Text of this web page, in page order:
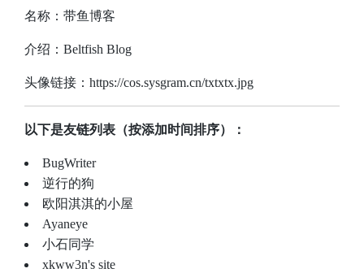
名称：带鱼博客
介绍：Beltfish Blog
头像链接：https://cos.sysgram.cn/txtxtx.jpg
以下是友链列表（按添加时间排序）：
BugWriter
逆行的狗
欧阳淇淇的小屋
Ayaneye
小石同学
xkww3n's site